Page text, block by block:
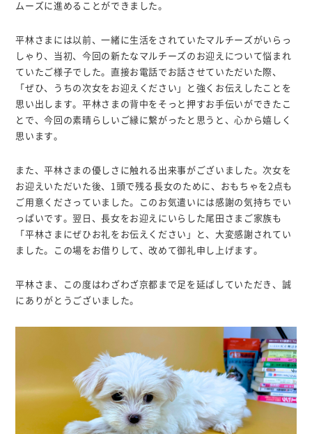
ムーズに進めることができました。
平林さまには以前、一緒に生活をされていたマルチーズがいらっ
しゃり、当初、今回の新たなマルチーズのお迎えについて悩まれ
ていたご様子でした。直接お電話でお話させていただいた際、
「ぜひ、うちの次女をお迎えください」と強くお伝えしたことを
思い出します。平林さまの背中をそっと押すお手伝いができたこ
とで、今回の素晴らしいご縁に繋がったと思うと、心から嬉しく
思います。
また、平林さまの優しさに触れる出来事がございました。次女を
お迎えいただいた後、1頭で残る長女のために、おもちゃを2点も
ご用意くださっていました。このお気遣いには感謝の気持ちでい
っぱいです。翌日、長女をお迎えにいらした尾田さまご家族も
「平林さまにぜひお礼をお伝えください」と、大変感謝されてい
ました。この場をお借りして、改めて御礼申し上げます。
平林さま、この度はわざわざ京都まで足を延ばしていただき、誠
にありがとうございました。